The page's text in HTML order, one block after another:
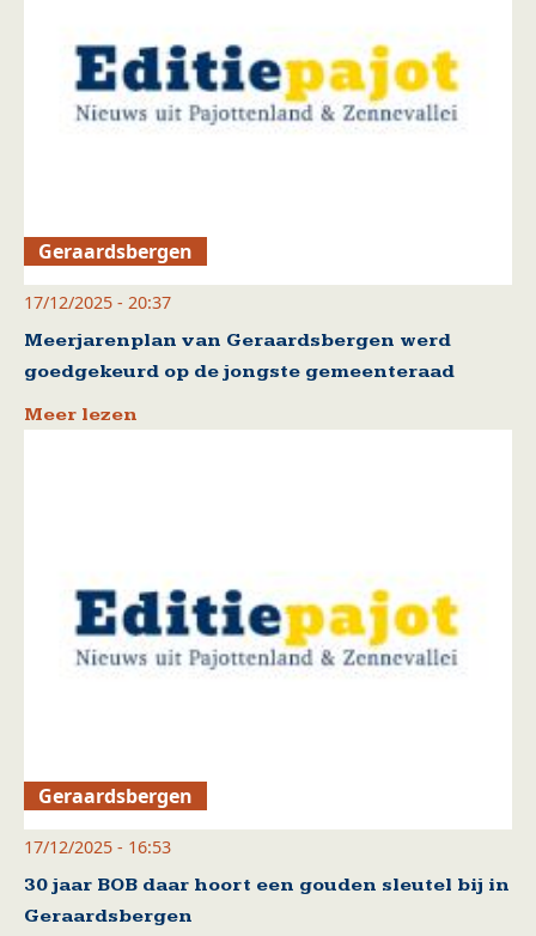
Geraardsbergen
17/12/2025 - 20:37
Meerjarenplan van Geraardsbergen werd
goedgekeurd op de jongste gemeenteraad
Meer lezen
Geraardsbergen
17/12/2025 - 16:53
30 jaar BOB daar hoort een gouden sleutel bij in
Geraardsbergen